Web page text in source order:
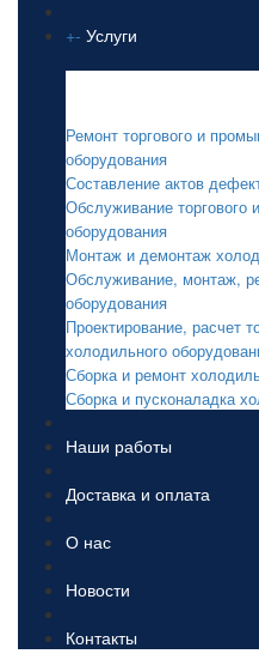
+- Услуги
Ремонт торгового и
оборудования
Составление актов
Обслуживание торгового
оборудования
Монтаж и демонтаж
Обслуживание, монтаж,
оборудования
Проектирование, расчет
холодильного
Сборка и ремонт
Сборка и пусконаладка
Наши работы
Доставка и оплата
О нас
Новости
Контакты